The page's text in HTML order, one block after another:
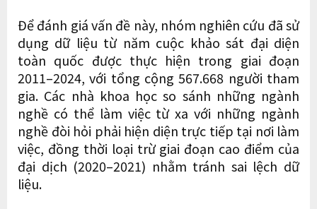
Để đánh giá vấn đề này, nhóm nghiên cứu đã sử
dụng dữ liệu từ năm cuộc khảo sát đại diện
toàn quốc được thực hiện trong giai đoạn
2011–2024, với tổng cộng 567.668 người tham
gia. Các nhà khoa học so sánh những ngành
nghề có thể làm việc từ xa với những ngành
nghề đòi hỏi phải hiện diện trực tiếp tại nơi làm
việc, đồng thời loại trừ giai đoạn cao điểm của
đại dịch (2020–2021) nhằm tránh sai lệch dữ
liệu.